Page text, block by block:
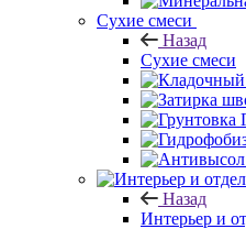
Сухие смеси
Назад
Сухие смеси
Назад
Интерьер и